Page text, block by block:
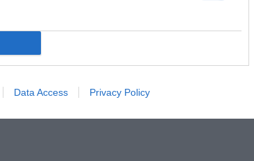
Data Access Privacy Policy